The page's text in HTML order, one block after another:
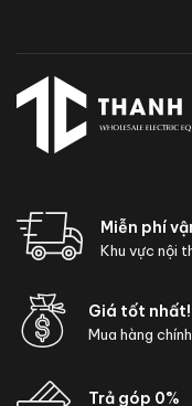
Miễn phí
Khu vực nội
Giá tốt nhất!
Mua hàng
Trả góp 0%